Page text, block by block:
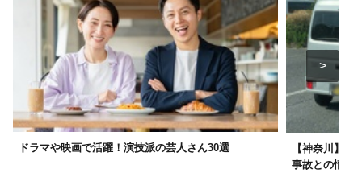
ドラマや映画で活躍！演技派の芸人さん30選
【神奈川】国
事故との情報